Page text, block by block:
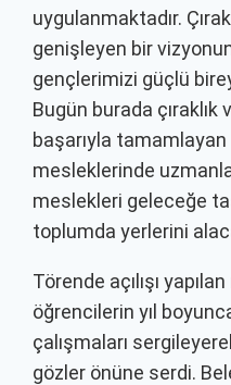
uygulanmaktadır.
genişleyen bir
gençlerimizi güçlü
Bugün burada
başarıyla
mesleklerinde
meslekleri geleceğe
toplumda yerlerini
Törende açılışı
öğrencilerin yıl
çalışmaları
gözler önüne serdi.